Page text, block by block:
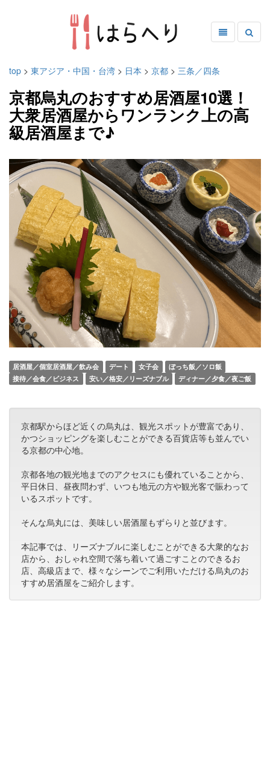
top > 東アジア・中国・台湾 > 日本 > 京都 > 三条／四条
京都烏丸のおすすめ居酒屋10選！
大衆居酒屋からワンランク上の高
級居酒屋まで♪
居酒屋／個室居酒屋／飲み会 デート 女子会
ぼっち飯／ソロ飯
接待／会食／ビジネス
安い／格安／リーズナブル ディナー／夕食／夜ご飯
京都駅からほど近くの烏丸は、観光スポットが豊富であり、
かつショッピングを楽しむことができる百貨店等も並んでい
る京都の中心地。
京都各地の観光地までのアクセスにも優れていることから、
平日休日、昼夜問わず、いつも地元の方や観光客で賑わって
いるスポットです。
そんな烏丸には、美味しい居酒屋もずらりと並びます。
本記事では、リーズナブルに楽しむことができる大衆的なお
店から、おしゃれ空間で落ち着いて過ごすことのできるお
店、高級店まで、様々なシーンでご利用いただける烏丸のお
すすめ居酒屋をご紹介します。